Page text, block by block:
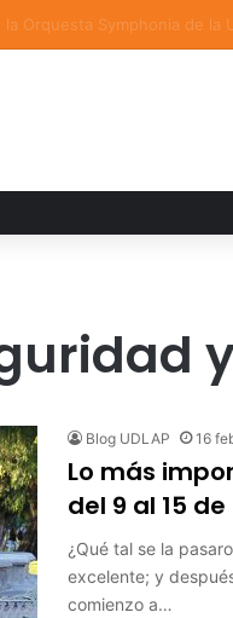
familiar marca el cierre del
Blog UDLAP 16
Lo más
del 9 al 15
¿Qué tal se la
excelente; y
comienzo a…